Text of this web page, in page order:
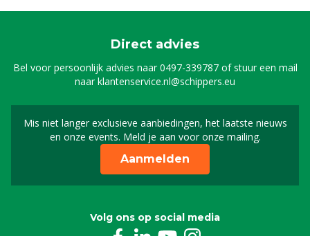
Direct advies
Bel voor persoonlijk advies naar0497-339787of stuur een mail
naarklantenservice.nl@schippers.eu
Mis niet langer exclusieve aanbiedingen, het laatste nieuws
en onze events. Meld je aan voor onze mailing.
Schrijf je in voor onze
Aanmelden
Volg ons op social media